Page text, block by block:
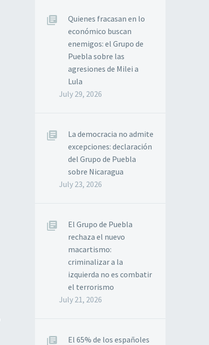
Quienes fracasan en lo
económico buscan
enemigos: el Grupo de
Puebla sobre las
agresiones de Milei a
Lula
July 29, 2026
La democracia no admite
excepciones: declaración
del Grupo de Puebla
sobre Nicaragua
July 23, 2026
El Grupo de Puebla
rechaza el nuevo
macartismo:
criminalizar a la
izquierda no es combatir
el terrorismo
July 21, 2026
El 65% de los españoles